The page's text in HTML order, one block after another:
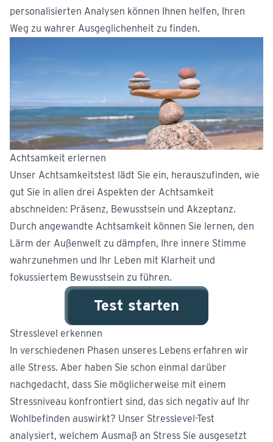
personalisierten Analysen können Ihnen helfen, Ihren
Weg zu wahrer Ausgeglichenheit zu finden.
Achtsamkeit erlernen
Unser Achtsamkeitstest lädt Sie ein, herauszufinden, wie
gut Sie in allen drei Aspekten der Achtsamkeit
abschneiden: Präsenz, Bewusstsein und Akzeptanz.
Durch angewandte Achtsamkeit können Sie lernen, den
Lärm der Außenwelt zu dämpfen, Ihre innere Stimme
wahrzunehmen und Ihr Leben mit Klarheit und
fokussiertem Bewusstsein zu führen.
Test starten
Stresslevel erkennen
In verschiedenen Phasen unseres Lebens erfahren wir
alle Stress. Aber haben Sie schon einmal darüber
nachgedacht, dass Sie möglicherweise mit einem
Stressniveau konfrontiert sind, das sich negativ auf Ihr
Wohlbefinden auswirkt? Unser Stresslevel-Test
analysiert, welchem Ausmaß an Stress Sie ausgesetzt